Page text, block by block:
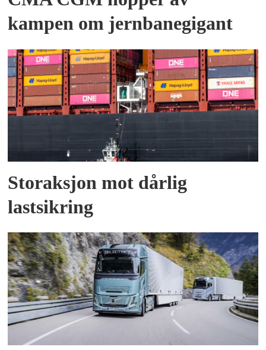
kampen om jernbanegigant
Storaksjon mot dårlig
lastsikring